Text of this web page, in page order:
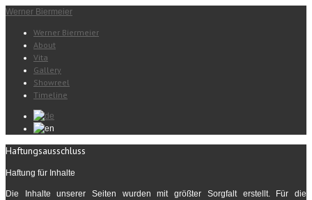
Werner Biermeier
Werner Biermeier
About
Vita
Gallery
Showreel
Timeline
Haftungsausschluss
Haftung für Inhalte
Die Inhalte unserer Seiten wurden mit größter Sorgfalt erstellt. Für die